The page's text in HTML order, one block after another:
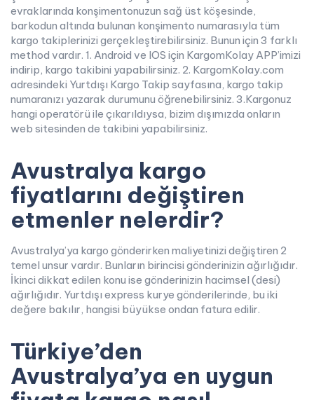
evraklarında konşimentonuzun sağ üst köşesinde,
barkodun altında bulunan konşimento numarasıyla tüm
kargo takiplerinizi gerçekleştirebilirsiniz. Bunun için 3 farklı
method vardır. 1. Android ve IOS için KargomKolay APP’imizi
indirip, kargo takibini yapabilirsiniz. 2. KargomKolay.com
adresindeki Yurtdışı Kargo Takip sayfasına, kargo takip
numaranızı yazarak durumunu öğrenebilirsiniz. 3.Kargonuz
hangi operatörü ile çıkarıldıysa, bizim dışımızda onların
web sitesinden de takibini yapabilirsiniz.
Avustralya kargo
fiyatlarını değiştiren
etmenler nelerdir?
Avustralya’ya kargo gönderirken maliyetinizi değiştiren 2
temel unsur vardır. Bunların birincisi gönderinizin ağırlığıdır.
İkinci dikkat edilen konu ise gönderinizin hacimsel (desi)
ağırlığıdır. Yurtdışı express kurye gönderilerinde, bu iki
değere bakılır, hangisi büyükse ondan fatura edilir.
Türkiye’den
Avustralya’ya en uygun